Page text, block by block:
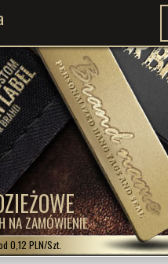
NA ZAMÓWIENIE
0,12 PLN/Szt.